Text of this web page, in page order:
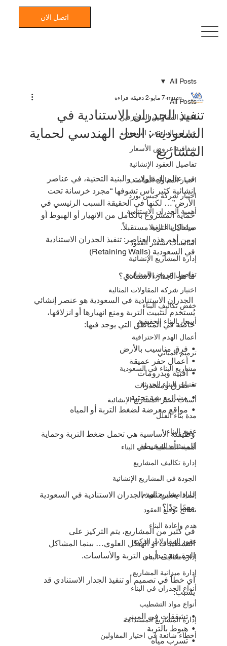
اتصل الان
All Posts
اختيار المقاولين المحترفين
خيارات البناء في السعودية
شفافية عروض الأسعار
تفاصيل العقود الإنشائية
اختيار المقاول المناسب
اختيار شركة جبس بورد
أهمية الجدران الاستنادية
مراحل بناء الفيلا
أساسيات تسعير العقود
إدارة المشاريع الإنشائية
تفاصيل عروض المشاريع
اختيار شركة المقاولات المثالية
خفض تكاليف البناء
أسعار البناء الحقيقية
أعمال الهدم الاحترافية
ترميم المباني
مشاريع البناء في السعودية
تقنيات البناء الحديثة
أسباب تأخير المشاريع الإنشائية
مدة بناء الفلل
عقود البناء
أهمية التشطيبات في البناء
إدارة تكاليف المشاريع
الجودة في المشاريع الإنشائية
إدارة مشاريع الهدم
نصائح توقيع العقود
هدم وإعادة البناء
عقود المقاولات الذكية
إدارة تكاليف البناء
إدارة ميزانية المشاريع
أنواع الجدران في البناء
أنواع مواد التشطيب
إدارة المشاريع المستدامة
أخطاء شائعة في اختيار المقاولين
All Posts
تنفيذ الجدران الاستنادية في
السعودية : الحل الهندسي لحماية
المشاريع
muzn 7 مايو 2 دقيقة قراءة
في عالم المقاولات والبنية التحتية، في عناصر
إنشائية كثير ناس تشوفها “مجرد خرسانة تحت
الأرض”… لكنها في الحقيقة السبب الرئيسي في
حماية المشروع بالكامل من الانهيار أو الهبوط أو
مشاكل التربة مستقبلاً.
ومن أهم هذه العناصر: تنفيذ الجدران الاستنادية
في السعودية (Retaining Walls)
ما هو الجدار الاستنادي؟
الجدران الاستنادية في السعودية هو عنصر إنشائي
يُستخدم لتثبيت التربة ومنع انهيارها أو انزلاقها،
خاصة في المناطق التي يوجد فيها:
•⁠  ⁠فرق مناسيب بالأرض
•⁠  ⁠أعمال حفر عميقة
•⁠  ⁠أقبية وبدرومات
•⁠  ⁠طرق ومنحدرات
•⁠  ⁠مشاريع بنية تحتية
•⁠  ⁠مواقع معرضة لضغط التربة أو المياه
وظيفته الأساسية هي تحمل ضغط التربة وحماية
المنشأة المحيطة.
لماذا يعتبر تنفيذ الجدران الاستنادية في السعودية
مهمًا جدًا؟
في كثير من المشاريع، يتم التركيز على
التشطيبات أو الهيكل العلوي… بينما المشاكل
الحقيقية تبدأ من التربة والأساسات.
أي خطأ في تصميم أو تنفيذ الجدار الاستنادي قد
يسبب:
•⁠  ⁠تشققات في المبنى
•⁠  ⁠هبوط بالتربة
•⁠  ⁠تسرب مياه